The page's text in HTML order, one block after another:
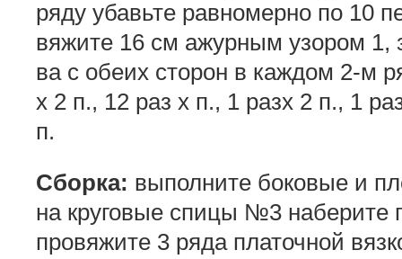
ряду убавьте равномерно по 10
вяжите 16 см ажурным узором 1,
ва с обеих сторон в каждом 2-м
х 2 п., 12 раз х п., 1 разх 2 п., 1
п.
Сборка: выполните боковые и
на круговые спицы №3 наберите
провяжите 3 ряда платочной